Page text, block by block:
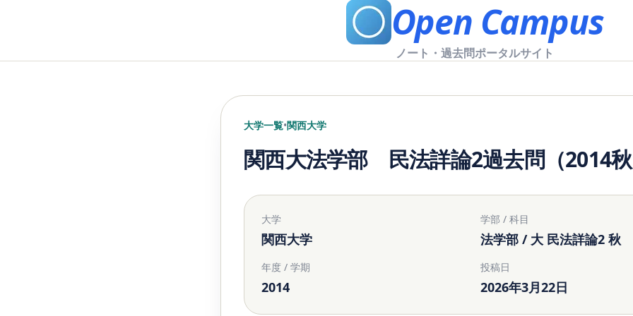
Open Campus
ノート・過去問ポータルサイト
大学一覧•関西大学
関西大法学部 民法詳論2過去問（2014
大学
関西大学
学部 / 科目
法学部 / 大 民法詳論2 秋
年度 / 学期
2014
投稿日
2026年3月22日